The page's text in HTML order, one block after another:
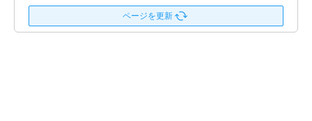
ページを更新